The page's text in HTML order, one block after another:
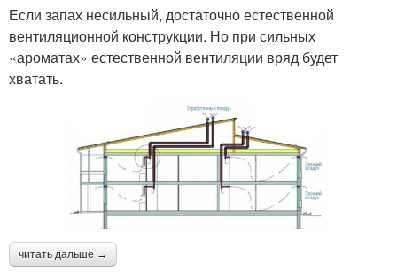
Если запах несильный, достаточно естественной
вентиляционной конструкции. Но при сильных
«ароматах» естественной вентиляции вряд будет
хватать.
читать дальше →